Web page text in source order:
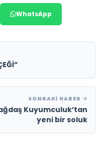
WhatsApp
SONRAKI HABER
Kuyumculuk’tan
yeni bir soluk